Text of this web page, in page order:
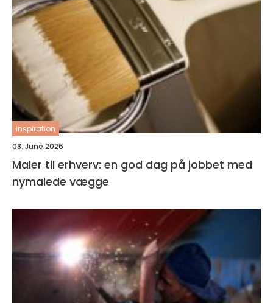
inspiration
08. June 2026
Maler til erhverv: en god dag på jobbet med
nymalede vægge